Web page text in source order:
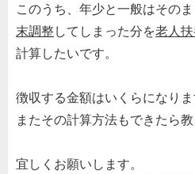
このうち、年少と一般はその
末調整してしまった分を老人
計算したいです。
徴収する金額はいくらになりま
またその計算方法もできたら
宜しくお願いします。